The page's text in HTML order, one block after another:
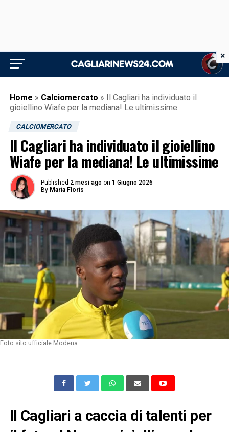
Home » Calciomercato » Il Cagliari ha individuato il
gioiellino Wiafe per la mediana! Le ultimissime
CALCIOMERCATO
Il Cagliari ha individuato il gioiellino
Wiafe per la mediana! Le ultimissime
Published 2 mesi ago on 1 Giugno 2026
By Maria Floris
Foto sito ufficiale Modena
Il Cagliari a caccia di talenti per
×